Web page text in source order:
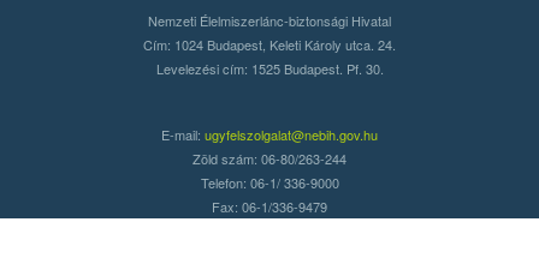
Nemzeti Élelmiszerlánc-biztonsági Hivatal
Cím: 1024 Budapest, Keleti Károly utca. 24.
Levelezési cím: 1525 Budapest. Pf. 30.
E-mail: ugyfelszolgalat@nebih.gov.hu
Zöld szám: 06-80/263-244
Telefon: 06-1/ 336-9000
Fax: 06-1/336-9479